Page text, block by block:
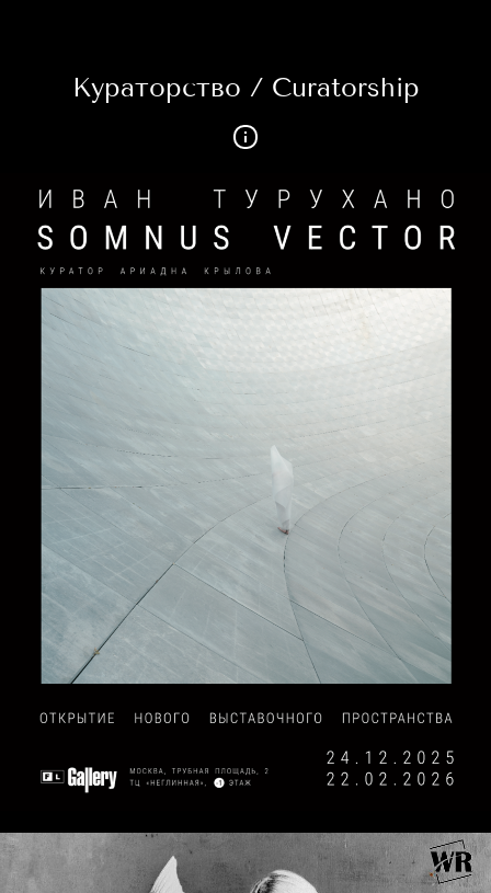
Кураторство / Curatorship